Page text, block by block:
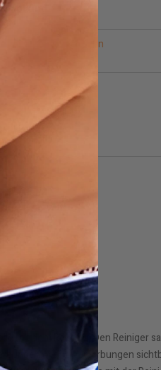
bitte benachrichtigen
mit dem Reiniger. Den Reiniger
Wenn Verfärbungen